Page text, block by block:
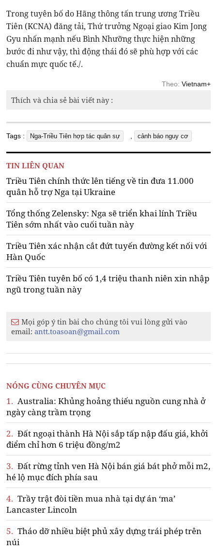
Trong tuyên bố do Hãng thông tấn trung ương Triều
Tiên (KCNA) đăng tải, Thứ trưởng Ngoại giao Kim Jong
Gyu nhấn mạnh nếu Bình Nhưỡng thực hiện những
bước đi như vậy, thì động thái đó sẽ phù hợp với các
chuẩn mực quốc tế./.
Theo: Vietnam+
Thích và chia sẻ bài viết này :
Tags : Nga-Triều Tiên hợp tác quân sự cảnh báo nguy cơ
TIN LIÊN QUAN
Triều Tiên chính thức lên tiếng về tin đưa 11.000
quân hỗ trợ Nga tại Ukraine
Tổng thống Zelensky: Nga sẽ triển khai lính Triều
Tiên sớm nhất vào cuối tuần này
Triều Tiên xác nhận cắt đứt tuyến đường kết nối với
Hàn Quốc
Triều Tiên tuyên bố có 1,4 triệu thanh niên xin nhập
ngũ trong tuần này
Mọi góp ý tin bài cho chúng tôi vui lòng gửi vào
email:antt.toasoan@gmail.com
NÓNG CÙNG CHUYÊN MỤC
1. Australia: Khủng hoảng thiếu nguồn cung nhà ở
ngày càng trầm trọng
2. Đất ngoại thành Hà Nội sắp tấp nập đấu giá, khởi
điểm chỉ hơn 6 triệu đồng/m2
3. Đất rừng tỉnh ven Hà Nội bán giá bát phở mỗi m2,
hé lộ mục đích phía sau
4. Trầy trật đòi tiền mua nhà tại dự án ‘ma’
Lancaster Lincoln
5. Tháo dỡ nhiều biệt phủ xây dựng trái phép trên
núi